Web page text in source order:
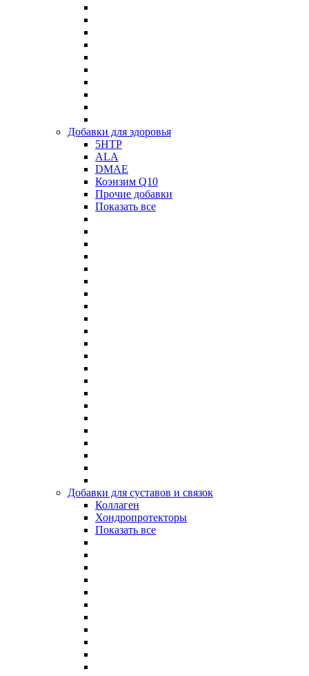
Добавки для здоровья
5HTP
ALA
DMAE
Коэнзим Q10
Прочие добавки
Показать все
Добавки для суставов и связок
Коллаген
Хондропротекторы
Показать все